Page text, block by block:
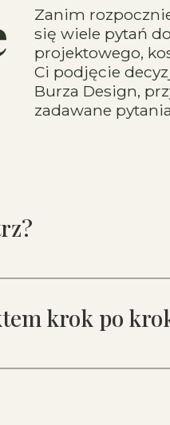
Zanim
się wiele pytań
projektowego,
Ci podjęcie
Burza Design,
zadawane
krok po